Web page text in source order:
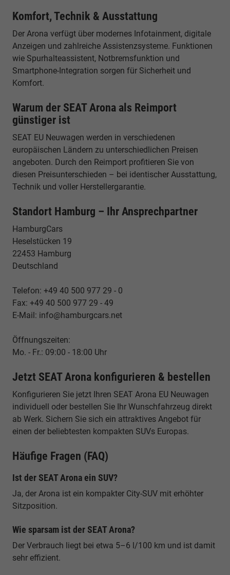
Komfort, Technik & Ausstattung
Der Arona verfügt über modernes Infotainment, digitale
Anzeigen und zahlreiche Assistenzsysteme. Funktionen
wie Spurhalteassistent, Notbremsfunktion und
Smartphone-Integration sorgen für Sicherheit und
Komfort.
Warum der SEAT Arona als Reimport
günstiger ist
SEAT EU Neuwagen werden in verschiedenen
europäischen Ländern zu unterschiedlichen Preisen
angeboten. Durch den Reimport profitieren Sie von
diesen Preisunterschieden – bei identischer Ausstattung,
Technik und voller Herstellergarantie.
Standort Hamburg – Ihr Ansprechpartner
HamburgCars
Heselstücken 19
22453 Hamburg
Deutschland
Telefon: +49 40 500 977 29 - 0
Fax: +49 40 500 977 29 - 49
E-Mail: info@hamburgcars.net
Öffnungszeiten:
Mo. - Fr.: 09:00 - 18:00 Uhr
Jetzt SEAT Arona konfigurieren & bestellen
Konfigurieren Sie jetzt Ihren SEAT Arona EU Neuwagen
individuell oder bestellen Sie Ihr Wunschfahrzeug direkt
ab Werk. Sichern Sie sich ein attraktives Angebot für
einen der beliebtesten kompakten SUVs Europas.
Häufige Fragen (FAQ)
Ist der SEAT Arona ein SUV?
Ja, der Arona ist ein kompakter City-SUV mit erhöhter
Sitzposition.
Wie sparsam ist der SEAT Arona?
Der Verbrauch liegt bei etwa 5–6 l/100 km und ist damit
sehr effizient.